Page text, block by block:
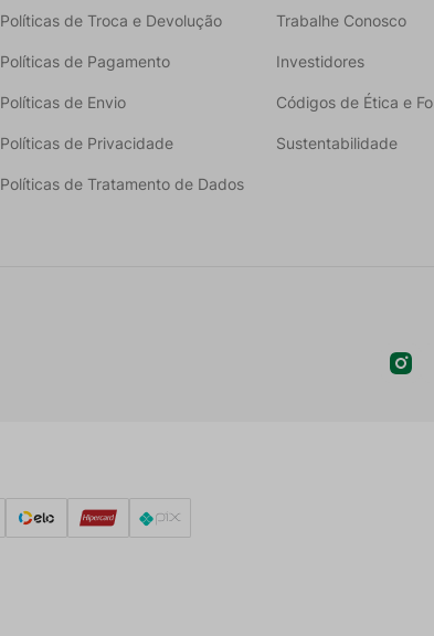
Políticas de Troca e Devolução
Políticas de Pagamento
Políticas de Envio
Políticas de Privacidade
Políticas de Tratamento de Dados
Trabalhe Conosco
Investidores
Códigos de Ética e
Sustentabilidade